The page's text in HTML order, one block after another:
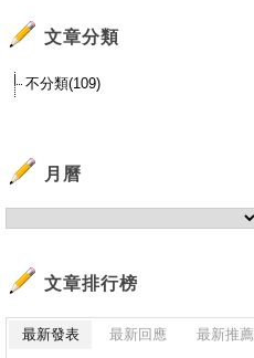
文章分類
不分類(109)
月曆
文章排行榜
最新發表 最新回應
最新推薦